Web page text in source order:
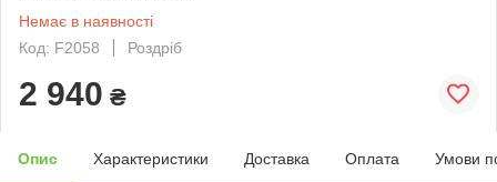
Немає в наявності
Код: F2058
Роздріб
2 940 ₴
Опис Характеристики Доставка Оплата Умови